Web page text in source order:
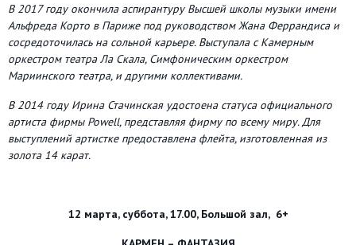
В 2017 году окончила аспирантуру Высшей школы музыки имени
Альфреда Корто в Париже под руководством Жана Феррандиса и
сосредоточилась на сольной карьере. Выступала с Камерным
оркестром театра Ла Скала, Симфоническим оркестром
Мариинского театра, и другими коллективами.
В 2014 году Ирина Стачинская удостоена статуса официального
артиста фирмы Powell, представляя фирму по всему миру. Для
выступлений артистке предоставлена флейта, изготовленная из
золота 14 карат.
12 марта, суббота, 17.00, Большой зал, 6+